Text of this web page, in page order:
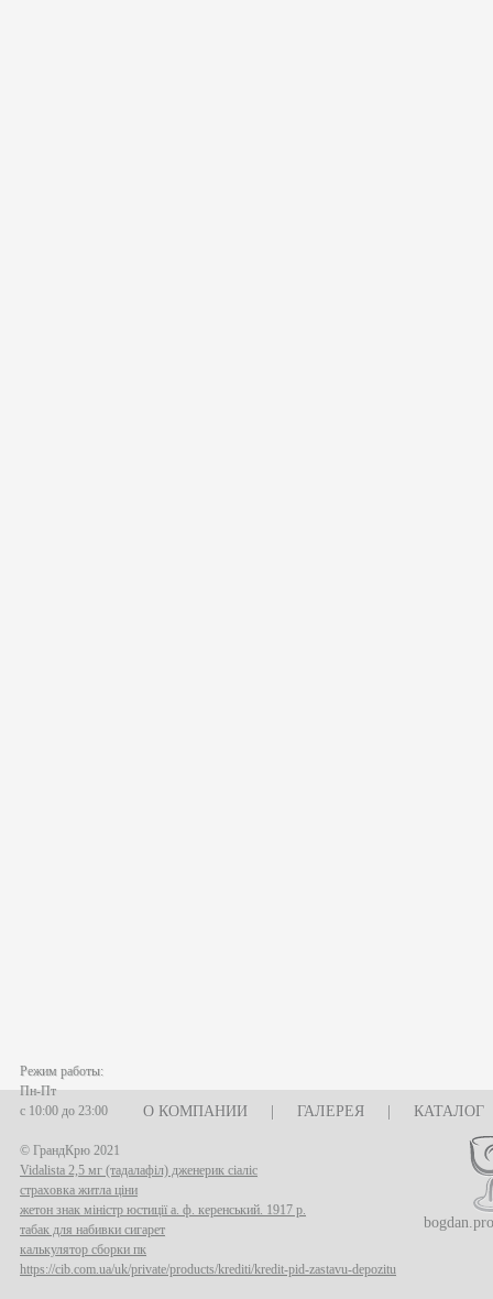
О КОМПАНИИ ГАЛЕРЕЯ КАТАЛОГ
Режим работы:
Пн-Пт
с 10:00 до 23:00
© ГрандКрю 2021
Vidalista 2,5 мг (тадалафіл) дженерик сіаліс
страховка житла ціни
жетон знак міністр юстиції а. ф. керенський. 1917 р.
табак для набивки сигарет
калькулятор сборки пк
https://cib.com.ua/uk/private/products/krediti/kredit-pid-zastavu-depozitu